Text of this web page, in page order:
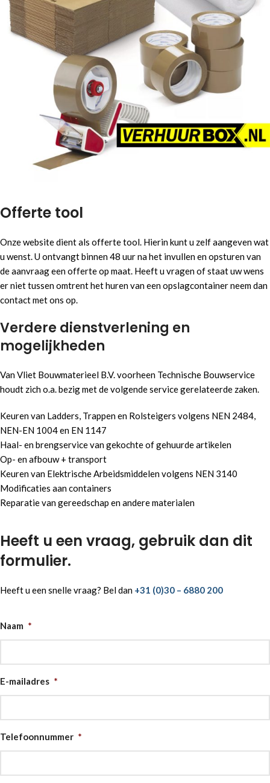
Offerte tool
Onze website dient als offerte tool. Hierin kunt u zelf aangeven wat
u wenst. U ontvangt binnen 48 uur na het invullen en opsturen van
de aanvraag een offerte op maat. Heeft u vragen of staat uw wens
er niet tussen omtrent het huren van een opslagcontainer neem dan
contact met ons op.
Verdere dienstverlening en
mogelijkheden
Van Vliet Bouwmaterieel B.V. voorheen Technische Bouwservice
houdt zich o.a. bezig met de volgende service gerelateerde zaken.
Keuren van Ladders, Trappen en Rolsteigers volgens NEN 2484,
NEN-EN 1004 en EN 1147
Haal- en brengservice van gekochte of gehuurde artikelen
Op- en afbouw + transport
Keuren van Elektrische Arbeidsmiddelen volgens NEN 3140
Modificaties aan containers
Reparatie van gereedschap en andere materialen
Heeft u een vraag, gebruik dan dit
formulier.
Heeft u een snelle vraag? Bel dan +31 (0)30 – 6880 200
Naam *
E-mailadres *
Telefoonnummer *